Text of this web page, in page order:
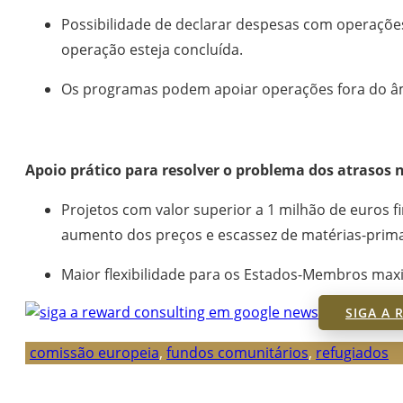
Possibilidade de declarar despesas com
operação esteja concluída.
Os programas podem apoiar operações fora do
Apoio prático para resolver o problema dos atrasos
Projetos com valor superior a 1 milhão de euros
aumento dos preços e escassez de matérias-
Maior flexibilidade para os Estados-Membros
SIGA A
comissão europeia, fundos comunitários, refugiados